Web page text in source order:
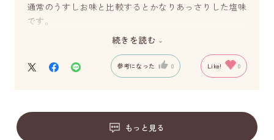
通常のうすしお味と比較するとかなりあっさりした塩味
です。
好みか分かれそうですか、私はもう少し塩味が加えても
続きを読む
参考になった 0 Like! 0
もっと見る